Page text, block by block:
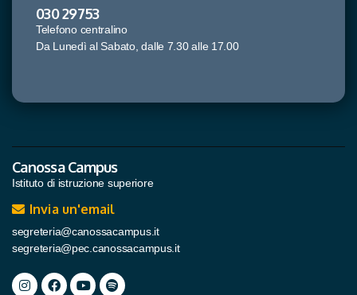
030 29753
Telefono centralino
Da Lunedì al Sabato, dalle 7.30 alle 17.00
Canossa Campus
Istituto di istruzione superiore
Invia un'email
segreteria@canossacampus.it
segreteria@pec.canossacampus.it